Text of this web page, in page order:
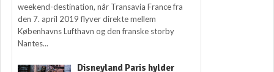
weekend-destination, når Transavia France fra
den 7. april 2019 flyver direkte mellem
Københavns Lufthavn og den franske storby
Nantes...
Disneyland Paris hylder